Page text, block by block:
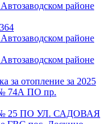
районе
районе
районе
за отопление за 2025
ПО пр.
ПО УЛ. САДОВАЯ